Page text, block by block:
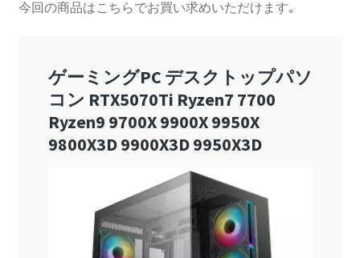
今回の商品はこちらでお買い求めいただけます｡